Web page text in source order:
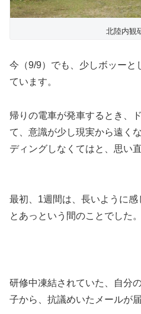
北陸内観
今（9/9）でも、少しボッーと
ています。
帰りの電車が発車するとき、
て、意識が少し現実から遠く
ディングしなくてはと、思い
最初、1週間は、長いように
とあっという間のことでした。
研修中凍結されていた、自分
子から、抗議めいたメールが